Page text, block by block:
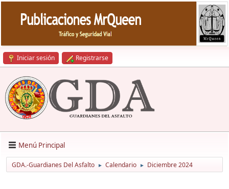
Iniciar sesión Registrarse
Menú Principal
GDA.-Guardianes Del Asfalto ► Calendario ► Diciembre 2024